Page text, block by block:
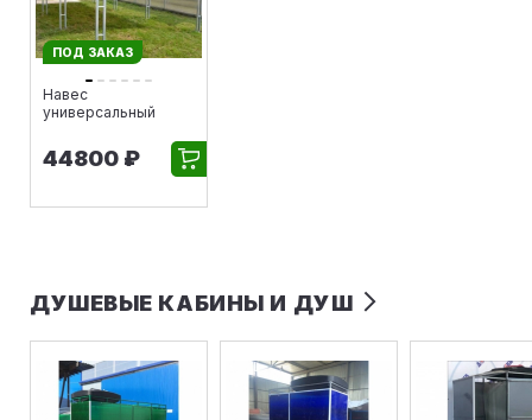
ПОД ЗАКАЗ
Навес
универсальный
44800 ₽
ДУШЕВЫЕ КАБИНЫ И ДУШ